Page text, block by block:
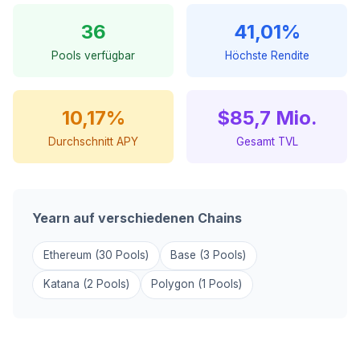
36
Pools verfügbar
41,01%
Höchste Rendite
10,17%
Durchschnitt APY
$85,7 Mio.
Gesamt TVL
Yearn auf verschiedenen Chains
Ethereum (30 Pools) Base (3 Pools)
Katana (2 Pools) Polygon (1 Pools)